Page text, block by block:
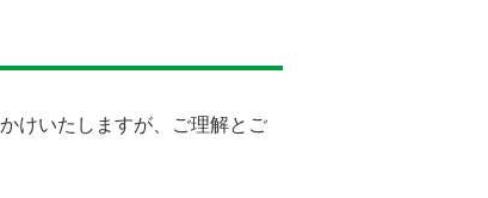
けいたしますが、ご理解とご